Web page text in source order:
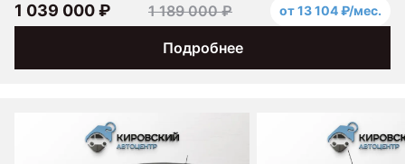
Подробнее
1 039 000 ₽ 1 189 000 ₽ от 13 104 ₽/мес.